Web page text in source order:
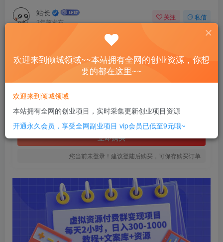
站长
3年前发布
关注 私信
虚拟资源付费群变现项目：每天2小时，日入300-1000+（教程+文案库+资源）
此内容为付费资源，请付费后查看
SVIP全站会员 免费
立即购买
您当前未登录！建议登陆后购买，可保存购买订单
欢迎来到倾城领域~~本站拥有全网的创业资源，你想
要的都在这里~~
欢迎来到倾城领域
本站拥有全网的创业项目，实时采集更新创业项目资源
开通永久会员，享受全网副业项目 vip会员已低至9元哦~